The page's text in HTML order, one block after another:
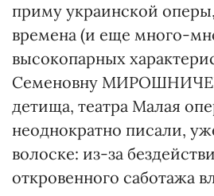
приму украинской оперы,
времена (и еще много-
высокопарных
Семеновну
детища, театра Малая
неоднократно писали,
волоске: из-за
откровенного саботажа